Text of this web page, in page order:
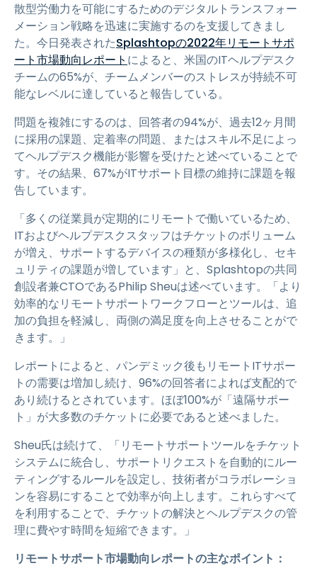
散型労働力を可能にするためのデジタルトランスフォー
メーション戦略を迅速に実施するのを支援してきまし
た。今日発表されたSplashtopの2022年リモートサポ
ート市場動向レポート によると、米国のITヘルプデスク
チームの65%が、チームメンバーのストレスが持続不可
能なレベルに達していると報告している。
問題を複雑にするのは、回答者の94%が、過去12ヶ月間
に採用の課題、定着率の問題、またはスキル不足によっ
てヘルプデスク機能が影響を受けたと述べていることで
す。その結果、67%がITサポート目標の維持に課題を報
告しています。
「多くの従業員が定期的にリモートで働いているため、
ITおよびヘルプデスクスタッフはチケットのボリューム
が増え、サポートするデバイスの種類が多様化し、セキ
ュリティの課題が増しています」と、Splashtopの共同
創設者兼CTOであるPhilip Sheuは述べています。「より
効率的なリモートサポートワークフローとツールは、追
加の負担を軽減し、両側の満足度を向上させることがで
きます。」
レポートによると、パンデミック後もリモートITサポー
トの需要は増加し続け、96%の回答者によれば支配的で
あり続けるとされています。ほぼ100%が「遠隔サポー
ト」が大多数のチケットに必要であると述べました。
Sheu氏は続けて、「リモートサポートツールをチケット
システムに統合し、サポートリクエストを自動的にルー
ティングするルールを設定し、技術者がコラボレーショ
ンを容易にすることで効率が向上します。これらすべて
を利用することで、チケットの解決とヘルプデスクの管
理に費やす時間を短縮できます。」
リモートサポート市場動向レポートの主なポイント：